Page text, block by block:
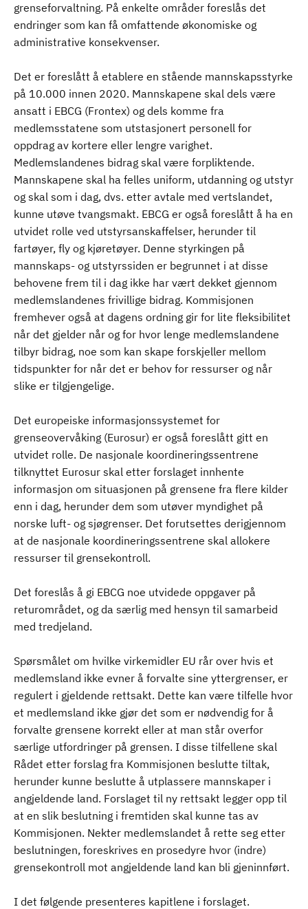
grenseforvaltning. På enkelte områder foreslås det
endringer som kan få omfattende økonomiske og
administrative konsekvenser.
Det er foreslått å etablere en stående mannskapsstyrke
på 10.000 innen 2020. Mannskapene skal dels være
ansatt i EBCG (Frontex) og dels komme fra
medlemsstatene som utstasjonert personell for
oppdrag av kortere eller lengre varighet.
Medlemslandenes bidrag skal være forpliktende.
Mannskapene skal ha felles uniform, utdanning og utstyr
og skal som i dag, dvs. etter avtale med vertslandet,
kunne utøve tvangsmakt. EBCG er også foreslått å ha en
utvidet rolle ved utstyrsanskaffelser, herunder til
fartøyer, fly og kjøretøyer. Denne styrkingen på
mannskaps- og utstyrssiden er begrunnet i at disse
behovene frem til i dag ikke har vært dekket gjennom
medlemslandenes frivillige bidrag. Kommisjonen
fremhever også at dagens ordning gir for lite fleksibilitet
når det gjelder når og for hvor lenge medlemslandene
tilbyr bidrag, noe som kan skape forskjeller mellom
tidspunkter for når det er behov for ressurser og når
slike er tilgjengelige.
Det europeiske informasjonssystemet for
grenseovervåking (Eurosur) er også foreslått gitt en
utvidet rolle. De nasjonale koordineringssentrene
tilknyttet Eurosur skal etter forslaget innhente
informasjon om situasjonen på grensene fra flere kilder
enn i dag, herunder dem som utøver myndighet på
norske luft- og sjøgrenser. Det forutsettes derigjennom
at de nasjonale koordineringssentrene skal allokere
ressurser til grensekontroll.
Det foreslås å gi EBCG noe utvidede oppgaver på
returområdet, og da særlig med hensyn til samarbeid
med tredjeland.
Spørsmålet om hvilke virkemidler EU rår over hvis et
medlemsland ikke evner å forvalte sine yttergrenser, er
regulert i gjeldende rettsakt. Dette kan være tilfelle hvor
et medlemsland ikke gjør det som er nødvendig for å
forvalte grensene korrekt eller at man står overfor
særlige utfordringer på grensen. I disse tilfellene skal
Rådet etter forslag fra Kommisjonen beslutte tiltak,
herunder kunne beslutte å utplassere mannskaper i
angjeldende land. Forslaget til ny rettsakt legger opp til
at en slik beslutning i fremtiden skal kunne tas av
Kommisjonen. Nekter medlemslandet å rette seg etter
beslutningen, foreskrives en prosedyre hvor (indre)
grensekontroll mot angjeldende land kan bli gjeninnført.
I det følgende presenteres kapitlene i forslaget.